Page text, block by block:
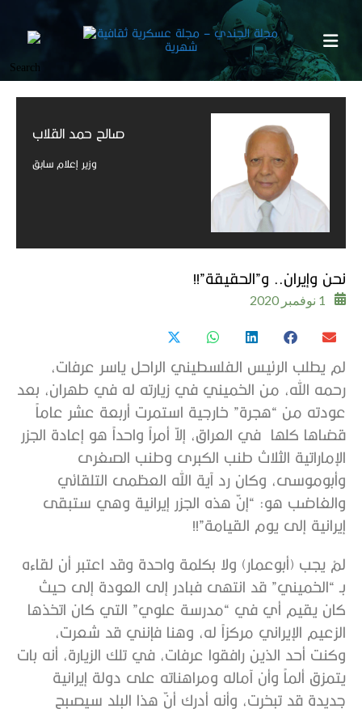
صالح حمد القلاب​​
وزير إعلام سابق​
نحن وإيران.. و”الحقيقة”!!
1 نوفمبر 2020
لم يطلب الرئيس الفلسطيني الراحل ياسر عرفات،
رحمه الله، من الخميني في زيارته له في طهران، بعد
عودته من “هجرة” خارجية استمرت أربعة عشر عاماً
قضاها كلها في العراق، إلاّ أمراً واحداً هو إعادة الجزر
الإماراتية الثلاث طنب الكبرى وطنب الصغرى
وأبوموسى، وكان رد آية الله العظمى التلقائي
والغاضب هو: “إنّ هذه الجزر إيرانية وهي ستبقى
إيرانية إلى يوم القيامة”!!
لمْ يجب (أبوعمار) ولا بكلمة واحدة وقد اعتبر أن لقاءه
بـ “الخميني” قد انتهى فبادر إلى العودة إلى حيث
كان يقيم أي في “مدرسة علوي” التي كان اتخذها
الزعيم الإيراني مركزاً له، وهنا فإنني قد شعرت،
وكنت أحد الذين رافقوا عرفات، في تلك الزيارة، أنه بات
يتمزق ألماً وأن آماله ومراهناته على دولة إيرانية
جديدة قد تبخرت، وأنه أدرك أنّ هذا البلد سيصبح